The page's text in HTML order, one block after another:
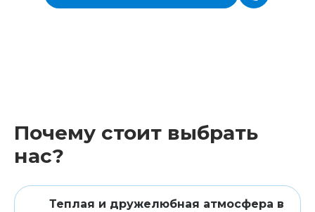
Почему стоит выбрать
нас?
Теплая и дружелюбная атмосфера в